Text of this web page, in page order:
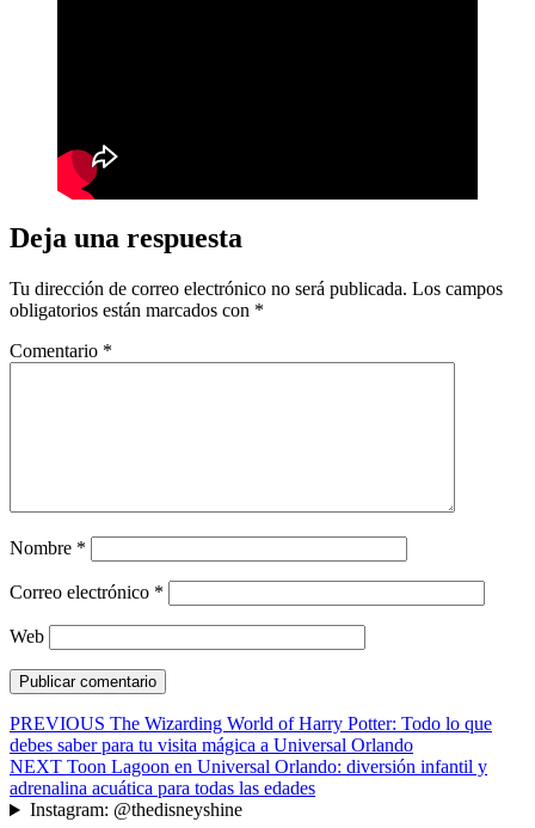
Deja una respuesta
Tu dirección de correo electrónico no será publicada. Los campos
obligatorios están marcados con *
Comentario *
Nombre *
Correo electrónico *
Web
Navegación
de
entradas
PREVIOUS Entrada
anterior:
The Wizarding World of Harry Potter: Todo lo que
debes saber para tu visita mágica a Universal Orlando
NEXT Siguiente
entrada:
Toon Lagoon en Universal Orlando: diversión infantil y
adrenalina acuática para todas las edades
Instagram: @thedisneyshine